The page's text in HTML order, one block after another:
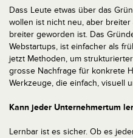
Dass Leute etwas über das
wollen ist nicht neu, aber
breiter geworden ist. Das
Webstartups, ist einfacher als
jetzt Methoden, um
grosse Nachfrage für konkrete
Werkzeuge, die einfach, visuell
Kann jeder Unternehmertum
Lernbar ist es sicher. Ob es